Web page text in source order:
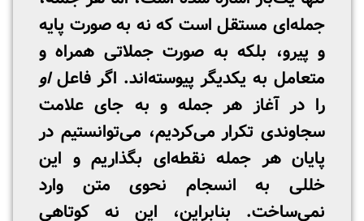
جمله‌ای مستقل است که نه به صورت پایه
و پیرو، بلکه به صورت جملاتی همراه و
متعامل به یکدیگر پیوسته‌اند. اگر فاعلاو
را در آغاز هر جمله و به جای علامت
سجاوندی تکرار می‌کردیم، می‌توانستیم در
پایان هر جمله نقطه‌ای بگذاریم و این
خللی به انسجام نحوی متن وارد
نمی‌ساخت. بنابراین، این نه کوتاهی